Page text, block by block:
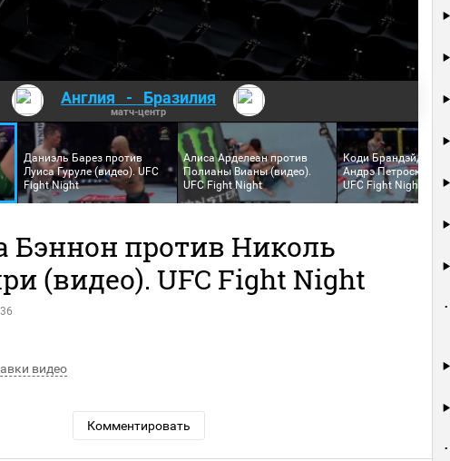
Англия - Бразилия
матч-центр
Даниэль Барез против
Луиса Гуруле (видео). UFC
Fight Night
Алиса Арделеан против
Полианы Вианы (видео).
UFC Fight Night
Коди Брандэйдж
Андрэ Петроски
UFC Fight Night
Бэннон против Николь
(видео). UFC Fight Night
видео
Комментировать